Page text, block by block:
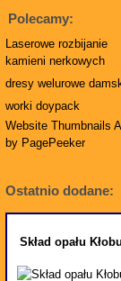
Polecamy:
Laserowe rozbijanie
kamieni nerkowych
dresy welurowe
worki doypack
Website Thumbnails
by PagePeeker
Ostatnio dodane:
Skład opału